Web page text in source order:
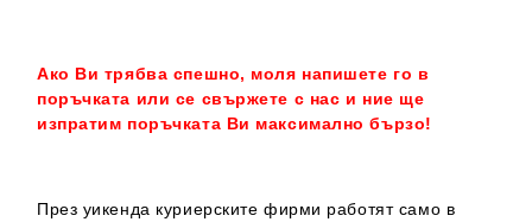
Ако Ви трябва спешно, моля напишете го в
поръчката или се свържете с нас и ние ще
изпратим поръчката Ви максимално бързо!
През уикенда куриерските фирми работят само в